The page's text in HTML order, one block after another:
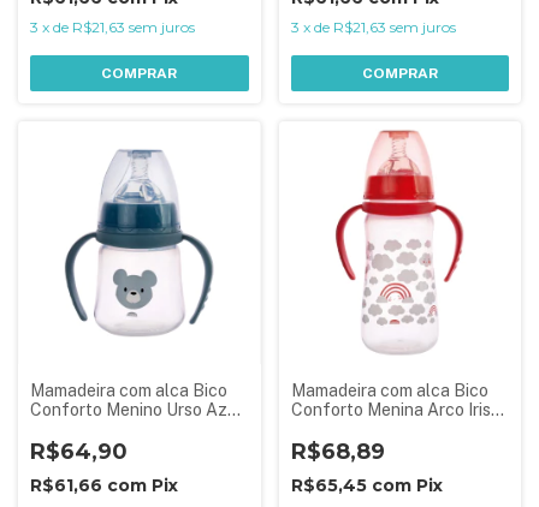
3 x de R$21,63 sem juros
COMPRAR
3 x de R$21,63 sem juros
COMPRAR
Mamadeira com alca Bico
Conforto Menino Urso Azul
R$64,90
R$61,66 com Pix
Mamadeira com alca Bico
Conforto Menina Arco Iris
R$68,89
R$65,45 com Pix